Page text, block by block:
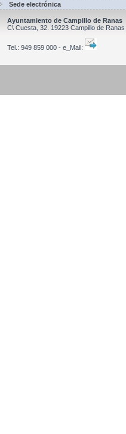
Sede electrónica
Ayuntamiento de Campillo de Ranas
C\ Cuesta, 32. 19223 Campillo de Ranas
Tel.: 949 859 000 - e_Mail: